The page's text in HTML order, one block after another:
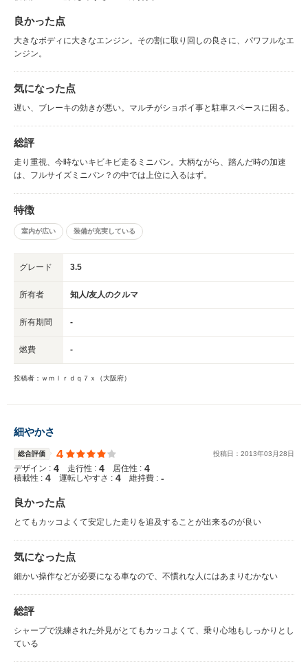
良かった点
大きなボディに大きなエンジン。その割に取り回しの良さに、パワフルなエ
ンジン。
気になった点
遅い、ブレーキの効きが悪い。マルチがショボイ事と駐車スペースに困る。
総評
走り重視、今時ないキビキビ走るミニバン。大柄ながら、踏んだ時の加速
は、フルサイズミニバン？の中では上位に入るはず。
特徴
室内が広い 装備が充実している
グレード 3.5
所有者 知人/友人のクルマ
所有期間 -
燃費 -
投稿者：ｗｍｌｒｄｑ７ｘ（大阪府）
細やかさ
総合評価 4 投稿日： 2013年03 月28日
デザイン : 4 走行性 : 4 居住性 : 4
積載性 : 4 運転しやすさ : 4 維持費 : -
良かった点
とてもカッコよくて安定した走りを追及することが出来るのが良い
気になった点
細かい操作などが必要になる車なので、不慣れな人にはあまりむかない
総評
シャープで洗練された外見がとてもカッコよくて、乗り心地もしっかりとし
ている